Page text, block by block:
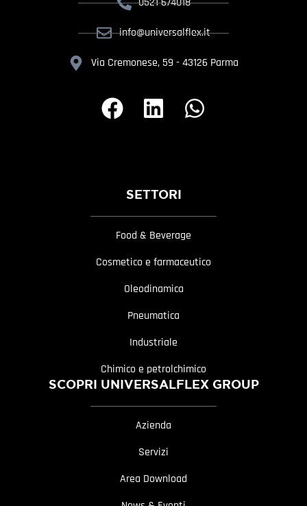
info@universalflex.it
Via Cremonese, 59 - 43126 Parma
SETTORI
Food & Beverage
Cosmetico e farmaceutico
Oleodinamica
Pneumatica
Industriale
Chimico e petrolchimico
SCOPRI UNIVERSALFLEX GROUP
Azienda
Servizi
Area Download